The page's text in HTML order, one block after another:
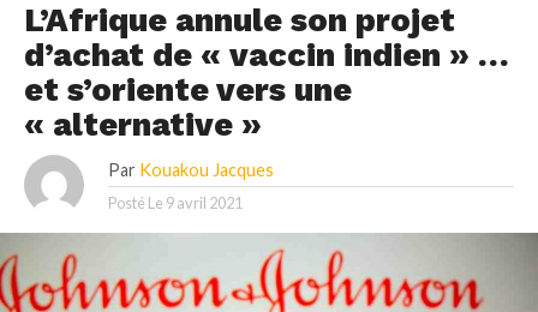
L’Afrique annule son projet
d’achat de « vaccin indien » …
et s’oriente vers une
« alternative »
Par Kouakou Jacques
Posté Le 9 avril 2021